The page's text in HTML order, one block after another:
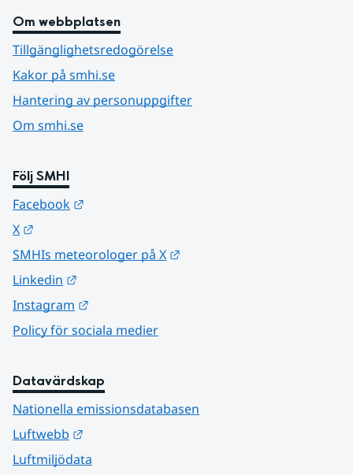
Om webbplatsen
Tillgänglighetsredogörelse
Kakor på smhi.se
Hantering av personuppgifter
Om smhi.se
Följ SMHI
Facebook
X
SMHIs meteorologer på X
Linkedin
Instagram
Policy för sociala medier
Datavärdskap
Nationella emissionsdatabasen
Luftwebb
Luftmiljödata